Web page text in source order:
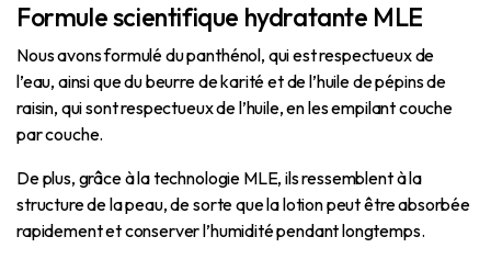
Formule scientifique hydratante MLE
Nous avons formulé du panthénol, qui est respectueux de
l’eau, ainsi que du beurre de karité et de l’huile de pépins de
raisin, qui sont respectueux de l’huile, en les empilant couche
par couche.
De plus, grâce à la technologie MLE, ils ressemblent à la
structure de la peau, de sorte que la lotion peut être absorbée
rapidement et conserver l’humidité pendant longtemps.